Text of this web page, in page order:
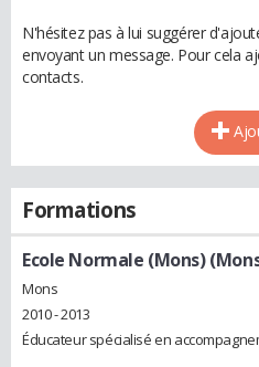
N'hésitez pas à lui suggérer
envoyant un message. Pour cela
contacts.
Formations
Ecole Normale (Mons)
Mons
2010 - 2013
Éducateur spécialisé en